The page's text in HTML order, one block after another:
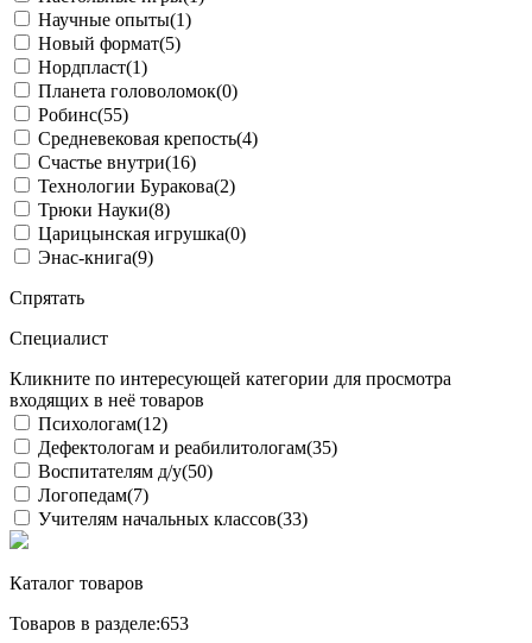
Научные опыты(1)
Новый формат(5)
Нордпласт(1)
Планета головоломок(0)
Робинс(55)
Средневековая крепость(4)
Счастье внутри(16)
Технологии Буракова(2)
Трюки Науки(8)
Царицынская игрушка(0)
Энас-книга(9)
Спрятать
Специалист
Кликните по интересующей категории для просмотра
входящих в неё товаров
Психологам(12)
Дефектологам и реабилитологам(35)
Воспитателям д/у(50)
Логопедам(7)
Учителям начальных классов(33)
Каталог товаров
Товаров в разделе:653